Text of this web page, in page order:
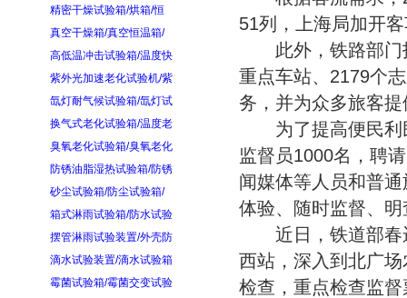
精密干燥试验箱/烘箱/恒
真空干燥箱/真空恒温箱/
高低温冲击试验箱/温度快
紫外光加速老化试验机/紫
氙灯耐气候试验箱/氙灯试
换气式老化试验箱/温度老
臭氧老化试验箱/臭氧老化
防锈油脂湿热试验箱/防锈
砂尘试验箱/防尘试验箱/
箱式淋雨试验箱/防水试验
摆管淋雨试验装置/外壳防
滴水试验装置/滴水试验箱
霉菌试验箱/霉菌交变试验
51列，上海局加开
此外，铁路部门
重点车站、2179个
务，并为众多旅客
为了提高便民利
监督员1000名，聘
闻媒体等人员和普
体验、随时监督、
近日，铁道部春
西站，深入到北广
检查，重点检查监